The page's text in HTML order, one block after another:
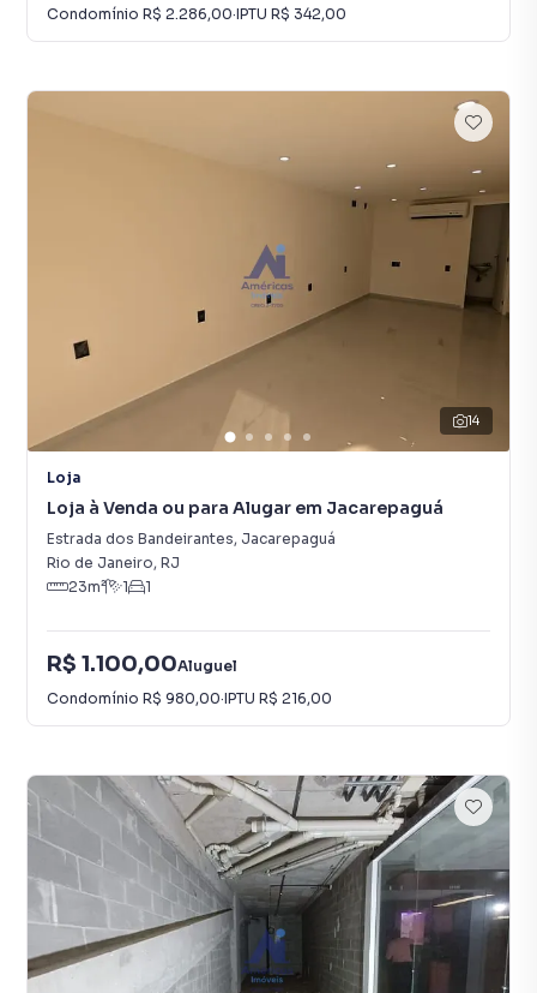
Condomínio R$ 2.286,00·IPTU R$ 342,00
14
Loja
Loja à Venda ou para Alugar em Jacarepaguá
Estrada dos Bandeirantes, Jacarepaguá
Rio de Janeiro, RJ
23m² 1 1
R$ 1.100,00Aluguel
Condomínio R$ 980,00·IPTU R$ 216,00